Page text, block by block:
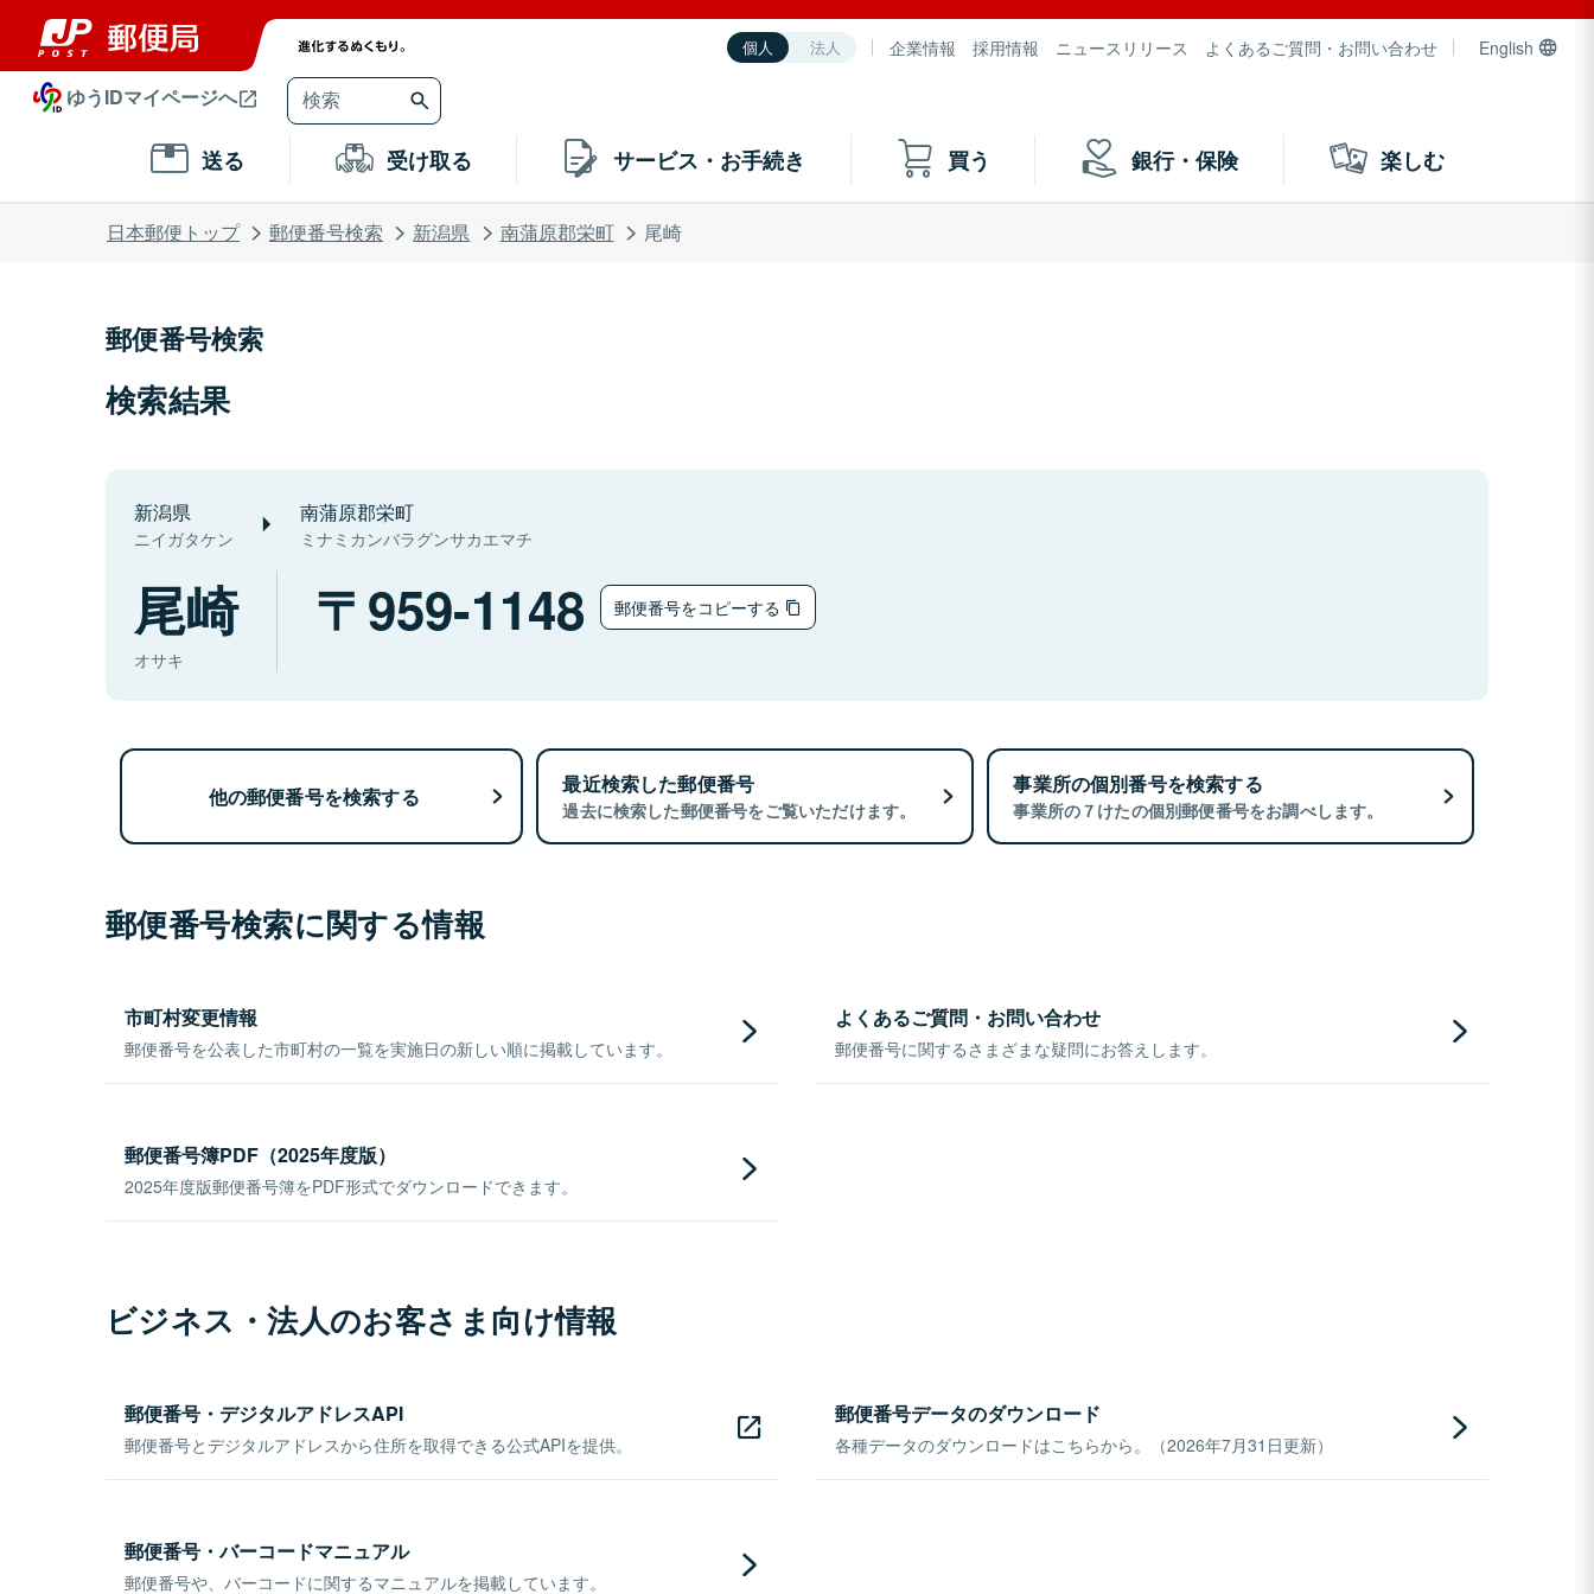
個人 法人 企業情報 採用情報 ニュースリリース よくあるご質問・お問い合わせ English
ゆうIDマイページへ
送る 受け取る サービス・お手続き 買う 銀行・保険 楽しむ
日本郵便トップ 郵便番号検索 新潟県 南蒲原郡栄町 尾崎
郵便番号検索
検索結果
新潟県
ニイガタケン
南蒲原郡栄町
ミナミカンバラグンサカエマチ
尾崎
オサキ
959-1148 郵便番号をコピーする
他の郵便番号を検索する 最近検索した郵便番号
過去に検索した郵便番号をご覧いただけます。
事業所の個別番号を検索する
事業所の７けたの個別郵便番号をお調べします。
郵便番号検索に関する情報
市町村変更情報
郵便番号を公表した市町村の一覧を実施日の新しい順に掲載しています。
よくあるご質問・お問い合わせ
郵便番号に関するさまざまな疑問にお答えします。
郵便番号簿PDF（2025年度版）
2025年度版郵便番号簿をPDF形式でダウンロードできます。
ビジネス・法人のお客さま向け情報
郵便番号・デジタルアドレスAPI
郵便番号とデジタルアドレスから住所を取得できる公式APIを提供。
郵便番号データのダウンロード
各種データのダウンロードはこちらから。（2026年7月31日更新）
郵便番号・バーコードマニュアル
郵便番号や、バーコードに関するマニュアルを掲載しています。